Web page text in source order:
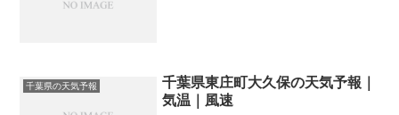
千葉県の天気予報
千葉県東庄町大久保の天気予報｜
気温｜風速